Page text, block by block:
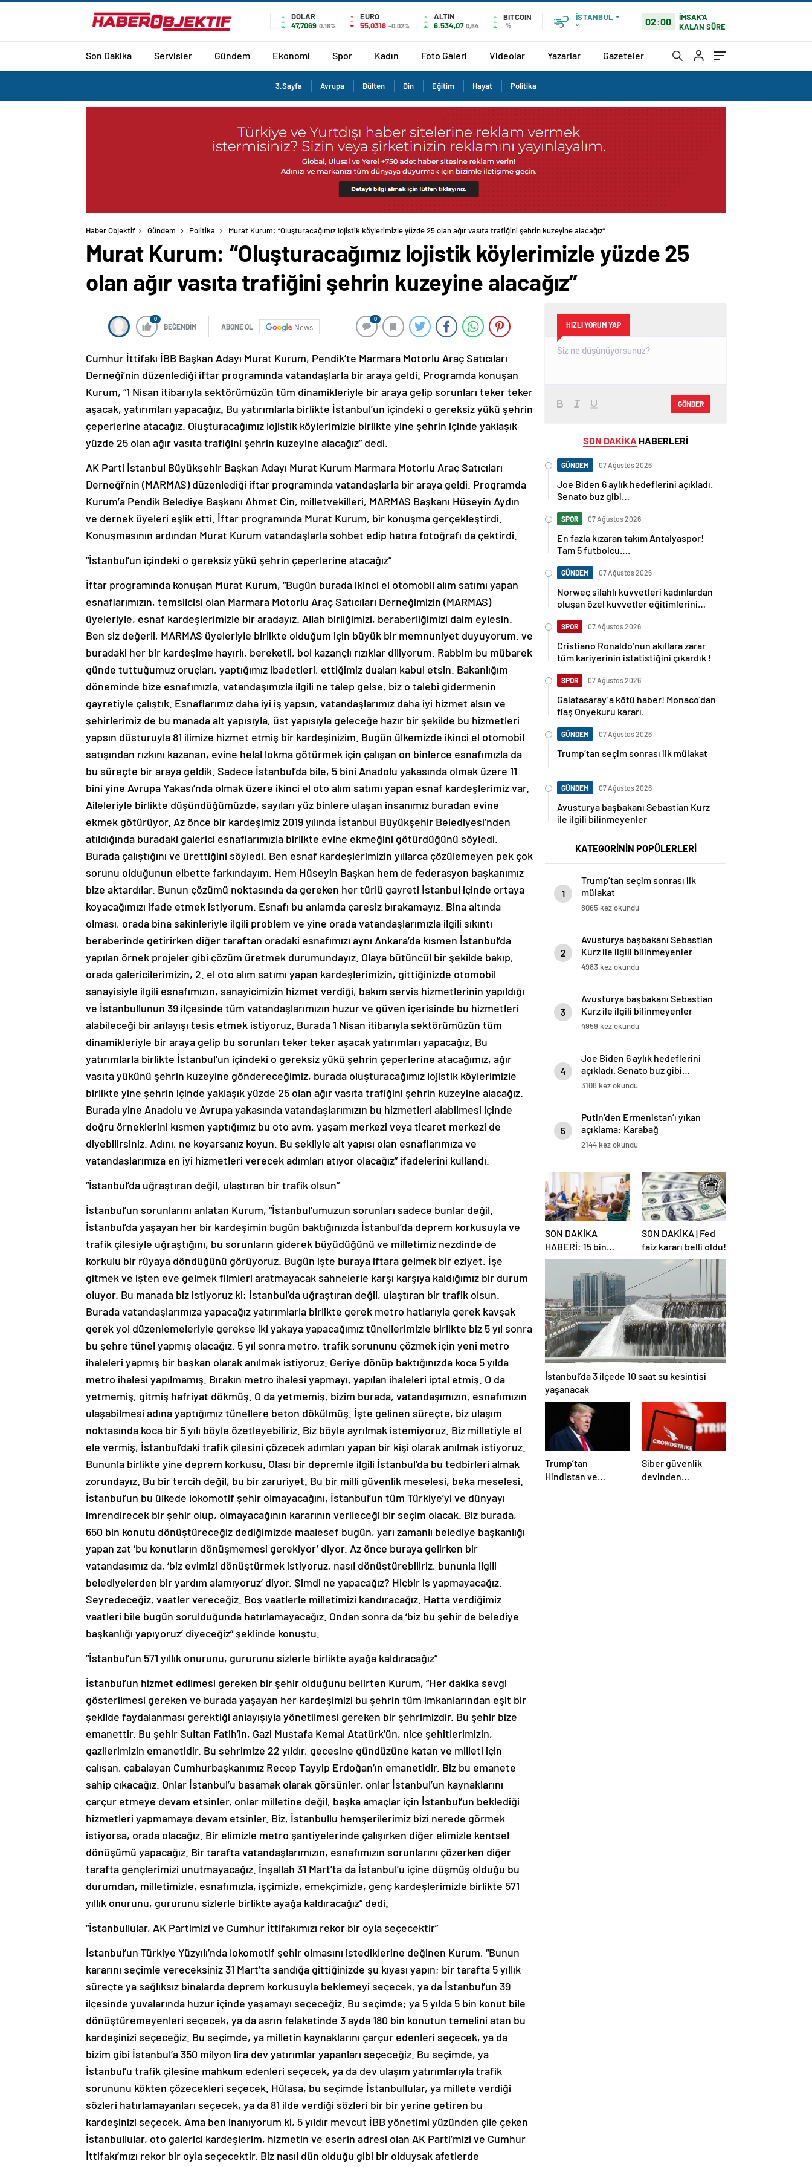
DOLAR
47,7069 0.16%
EURO
55,0318 -0.02%
ALTIN
6.534,07 0,64
BITCOIN
%
İSTANBUL
°
02:00
İMSAK'A
KALAN SÜRE
Son Dakika Servisler Gündem Ekonomi Spor Kadın Foto Galeri Videolar Yazarlar Gazeteler
3.Sayfa Avrupa Bülten Din Eğitim Hayat Politika
Haber Objektif Gündem Politika Murat Kurum: “Oluşturacağımız lojistik köylerimizle yüzde 25 olan ağır vasıta trafiğini şehrin kuzeyine alacağız”
Murat Kurum: “Oluşturacağımız lojistik köylerimizle yüzde 25
olan ağır vasıta trafiğini şehrin kuzeyine alacağız”
0
BEĞENDİM ABONE OL News
0
Cumhur İttifakı İBB Başkan Adayı Murat Kurum, Pendik’te Marmara Motorlu Araç Satıcıları
Derneği’nin düzenlediği iftar programında vatandaşlarla bir araya geldi. Programda konuşan
Kurum, “1 Nisan itibarıyla sektörümüzün tüm dinamikleriyle bir araya gelip sorunları teker teker
aşacak, yatırımları yapacağız. Bu yatırımlarla birlikte İstanbul’un içindeki o gereksiz yükü şehrin
çeperlerine atacağız. Oluşturacağımız lojistik köylerimizle birlikte yine şehrin içinde yaklaşık
yüzde 25 olan ağır vasıta trafiğini şehrin kuzeyine alacağız” dedi.
AK Parti İstanbul Büyükşehir Başkan Adayı Murat Kurum Marmara Motorlu Araç Satıcıları
Derneği’nin (MARMAS) düzenlediği iftar programında vatandaşlarla bir araya geldi. Programda
Kurum’a Pendik Belediye Başkanı Ahmet Cin, milletvekilleri, MARMAS Başkanı Hüseyin Aydın
ve dernek üyeleri eşlik etti. İftar programında Murat Kurum, bir konuşma gerçekleştirdi.
Konuşmasının ardından Murat Kurum vatandaşlarla sohbet edip hatıra fotoğrafı da çektirdi.
“İstanbul’un içindeki o gereksiz yükü şehrin çeperlerine atacağız”
İftar programında konuşan Murat Kurum, “Bugün burada ikinci el otomobil alım satımı yapan
esnaflarımızın, temsilcisi olan Marmara Motorlu Araç Satıcıları Derneğimizin (MARMAS)
üyeleriyle, esnaf kardeşlerimizle bir aradayız. Allah birliğimizi, beraberliğimizi daim eylesin.
Ben siz değerli, MARMAS üyeleriyle birlikte olduğum için büyük bir memnuniyet duyuyorum. ve
buradaki her bir kardeşime hayırlı, bereketli, bol kazançlı rızıklar diliyorum. Rabbim bu mübarek
günde tuttuğumuz oruçları, yaptığımız ibadetleri, ettiğimiz duaları kabul etsin. Bakanlığım
döneminde bize esnafımızla, vatandaşımızla ilgili ne talep gelse, biz o talebi gidermenin
gayretiyle çalıştık. Esnaflarımız daha iyi iş yapsın, vatandaşlarımız daha iyi hizmet alsın ve
şehirlerimiz de bu manada alt yapısıyla, üst yapısıyla geleceğe hazır bir şekilde bu hizmetleri
yapsın düsturuyla 81 ilimize hizmet etmiş bir kardeşinizim. Bugün ülkemizde ikinci el otomobil
satışından rızkını kazanan, evine helal lokma götürmek için çalışan on binlerce esnafımızla da
bu süreçte bir araya geldik. Sadece İstanbul’da bile, 5 bini Anadolu yakasında olmak üzere 11
bini yine Avrupa Yakası’nda olmak üzere ikinci el oto alım satımı yapan esnaf kardeşlerimiz var.
Aileleriyle birlikte düşündüğümüzde, sayıları yüz binlere ulaşan insanımız buradan evine
ekmek götürüyor. Az önce bir kardeşimiz 2019 yılında İstanbul Büyükşehir Belediyesi’nden
atıldığında buradaki galerici esnaflarımızla birlikte evine ekmeğini götürdüğünü söyledi.
Burada çalıştığını ve ürettiğini söyledi. Ben esnaf kardeşlerimizin yıllarca çözülemeyen pek çok
sorunu olduğunun elbette farkındayım. Hem Hüseyin Başkan hem de federasyon başkanımız
bize aktardılar. Bunun çözümü noktasında da gereken her türlü gayreti İstanbul içinde ortaya
koyacağımızı ifade etmek istiyorum. Esnafı bu anlamda çaresiz bırakamayız. Bina altında
olması, orada bina sakinleriyle ilgili problem ve yine orada vatandaşlarımızla ilgili sıkıntı
beraberinde getirirken diğer taraftan oradaki esnafımızı aynı Ankara’da kısmen İstanbul’da
yapılan örnek projeler gibi çözüm üretmek durumundayız. Olaya bütüncül bir şekilde bakıp,
orada galericilerimizin, 2. el oto alım satımı yapan kardeşlerimizin, gittiğinizde otomobil
sanayisiyle ilgili esnafımızın, sanayicimizin hizmet verdiği, bakım servis hizmetlerinin yapıldığı
ve İstanbullunun 39 ilçesinde tüm vatandaşlarımızın huzur ve güven içerisinde bu hizmetleri
alabileceği bir anlayışı tesis etmek istiyoruz. Burada 1 Nisan itibarıyla sektörümüzün tüm
dinamikleriyle bir araya gelip bu sorunları teker teker aşacak yatırımları yapacağız. Bu
yatırımlarla birlikte İstanbul’un içindeki o gereksiz yükü şehrin çeperlerine atacağımız, ağır
vasıta yükünü şehrin kuzeyine göndereceğimiz, burada oluşturacağımız lojistik köylerimizle
birlikte yine şehrin içinde yaklaşık yüzde 25 olan ağır vasıta trafiğini şehrin kuzeyine alacağız.
Burada yine Anadolu ve Avrupa yakasında vatandaşlarımızın bu hizmetleri alabilmesi içinde
doğru örneklerini kısmen yaptığımız bu oto avm, yaşam merkezi veya ticaret merkezi de
diyebilirsiniz. Adını, ne koyarsanız koyun. Bu şekliyle alt yapısı olan esnaflarımıza ve
vatandaşlarımıza en iyi hizmetleri verecek adımları atıyor olacağız” ifadelerini kullandı.
“İstanbul’da uğraştıran değil, ulaştıran bir trafik olsun”
İstanbul’un sorunlarını anlatan Kurum, “İstanbul’umuzun sorunları sadece bunlar değil.
İstanbul’da yaşayan her bir kardeşimin bugün baktığınızda İstanbul’da deprem korkusuyla ve
trafik çilesiyle uğraştığını, bu sorunların giderek büyüdüğünü ve milletimiz nezdinde de
korkulu bir rüyaya döndüğünü görüyoruz. Bugün işte buraya iftara gelmek bir eziyet. İşe
gitmek ve işten eve gelmek filmleri aratmayacak sahnelerle karşı karşıya kaldığımız bir durum
oluyor. Bu manada biz istiyoruz ki; İstanbul’da uğraştıran değil, ulaştıran bir trafik olsun.
Burada vatandaşlarımıza yapacağız yatırımlarla birlikte gerek metro hatlarıyla gerek kavşak
gerek yol düzenlemeleriyle gerekse iki yakaya yapacağımız tünellerimizle birlikte biz 5 yıl sonra
bu şehre tünel yapmış olacağız. 5 yıl sonra metro, trafik sorununu çözmek için yeni metro
ihaleleri yapmış bir başkan olarak anılmak istiyoruz. Geriye dönüp baktığınızda koca 5 yılda
metro ihalesi yapılmamış. Bırakın metro ihalesi yapmayı, yapılan ihaleleri iptal etmiş. O da
yetmemiş, gitmiş hafriyat dökmüş. O da yetmemiş, bizim burada, vatandaşımızın, esnafımızın
ulaşabilmesi adına yaptığımız tünellere beton dökülmüş. İşte gelinen süreçte, biz ulaşım
noktasında koca bir 5 yılı böyle özetleyebiliriz. Biz böyle ayrılmak istemiyoruz. Biz milletiyle el
ele vermiş, İstanbul’daki trafik çilesini çözecek adımları yapan bir kişi olarak anılmak istiyoruz.
Bununla birlikte yine deprem korkusu. Olası bir depremle ilgili İstanbul’da bu tedbirleri almak
zorundayız. Bu bir tercih değil, bu bir zaruriyet. Bu bir milli güvenlik meselesi, beka meselesi.
İstanbul’un bu ülkede lokomotif şehir olmayacağını, İstanbul’un tüm Türkiye’yi ve dünyayı
imrendirecek bir şehir olup, olmayacağının kararının verileceği bir seçim olacak. Biz burada,
650 bin konutu dönüştüreceğiz dediğimizde maalesef bugün, yarı zamanlı belediye başkanlığı
yapan zat ‘bu konutların dönüşmemesi gerekiyor’ diyor. Az önce buraya gelirken bir
vatandaşımız da, ‘biz evimizi dönüştürmek istiyoruz, nasıl dönüştürebiliriz, bununla ilgili
belediyelerden bir yardım alamıyoruz’ diyor. Şimdi ne yapacağız? Hiçbir iş yapmayacağız.
Seyredeceğiz, vaatler vereceğiz. Boş vaatlerle milletimizi kandıracağız. Hatta verdiğimiz
vaatleri bile bugün sorulduğunda hatırlamayacağız. Ondan sonra da ‘biz bu şehir de belediye
başkanlığı yapıyoruz’ diyeceğiz” şeklinde konuştu.
“İstanbul’un 571 yıllık onurunu, gururunu sizlerle birlikte ayağa kaldıracağız”
İstanbul’un hizmet edilmesi gereken bir şehir olduğunu belirten Kurum, “Her dakika sevgi
gösterilmesi gereken ve burada yaşayan her kardeşimizi bu şehrin tüm imkanlarından eşit bir
şekilde faydalanması gerektiği anlayışıyla yönetilmesi gereken bir şehrimizdir. Bu şehir bize
emanettir. Bu şehir Sultan Fatih’in, Gazi Mustafa Kemal Atatürk’ün, nice şehitlerimizin,
gazilerimizin emanetidir. Bu şehrimize 22 yıldır, gecesine gündüzüne katan ve milleti için
çalışan, çabalayan Cumhurbaşkanımız Recep Tayyip Erdoğan’ın emanetidir. Biz bu emanete
sahip çıkacağız. Onlar İstanbul’u basamak olarak görsünler, onlar İstanbul’un kaynaklarını
çarçur etmeye devam etsinler, onlar milletine değil, başka amaçlar için İstanbul’un beklediği
hizmetleri yapmamaya devam etsinler. Biz, İstanbullu hemşerilerimiz bizi nerede görmek
istiyorsa, orada olacağız. Bir elimizle metro şantiyelerinde çalışırken diğer elimizle kentsel
dönüşümü yapacağız. Bir tarafta vatandaşlarımızın, esnafımızın sorunlarını çözerken diğer
tarafta gençlerimizi unutmayacağız. İnşallah 31 Mart’ta da İstanbul’u içine düşmüş olduğu bu
durumdan, milletimizle, esnafımızla, işçimizle, emekçimizle, genç kardeşlerimizle birlikte 571
yıllık onurunu, gururunu sizlerle birlikte ayağa kaldıracağız” dedi.
“İstanbullular, AK Partimizi ve Cumhur İttifakımızı rekor bir oyla seçecektir”
İstanbul’un Türkiye Yüzyılı’nda lokomotif şehir olmasını istediklerine değinen Kurum, “Bunun
kararını seçimle vereceksiniz 31 Mart’ta sandığa gittiğinizde şu kıyası yapın; bir tarafta 5 yıllık
süreçte ya sağlıksız binalarda deprem korkusuyla beklemeyi seçecek, ya da İstanbul’un 39
ilçesinde yuvalarında huzur içinde yaşamayı seçeceğiz. Bu seçimde; ya 5 yılda 5 bin konut bile
dönüştüremeyenleri seçecek, ya da asrın felaketinde 3 ayda 180 bin konutun temelini atan bu
kardeşinizi seçeceğiz. Bu seçimde, ya milletin kaynaklarını çarçur edenleri seçecek, ya da
bizim gibi İstanbul’a 350 milyon lira dev yatırımlar yapanları seçeceğiz. Bu seçimde, ya
İstanbul’u trafik çilesine mahkum edenleri seçecek, ya da dev ulaşım yatırımlarıyla trafik
sorununu kökten çözecekleri seçecek. Hülasa, bu seçimde İstanbullular, ya millete verdiği
sözleri hatırlamayanları seçecek, ya da 81 ilde verdiği sözleri bir bir yerine getiren bu
kardeşinizi seçecek. Ama ben inanıyorum ki, 5 yıldır mevcut İBB yönetimi yüzünden çile çeken
İstanbullular, oto galerici kardeşlerim, hizmetin ve eserin adresi olan AK Parti’mizi ve Cumhur
İttifakı’mızı rekor bir oyla seçecektir. Biz nasıl dün olduğu gibi bir olduysak afetlerde
HIZLI YORUM YAP
GÖNDER
SON DAKİKA HABERLERİ
GÜNDEM 07 Ağustos 2026
Joe Biden 6 aylık hedeflerini açıkladı.
Senato buz gibi…
SPOR 07 Ağustos 2026
En fazla kızaran takım Antalyaspor!
Tam 5 futbolcu….
GÜNDEM 07 Ağustos 2026
Norweç silahlı kuvvetleri kadınlardan
oluşan özel kuvvetler eğitimlerini
SPOR 07 Ağustos 2026
Cristiano Ronaldo’nun akıllara zarar
tüm kariyerinin istatistiğini çıkardık !
SPOR 07 Ağustos 2026
Galatasaray’a kötü haber! Monaco’dan
flaş Onyekuru kararı.
GÜNDEM 07 Ağustos 2026
Trump’tan seçim sonrası ilk mülakat
GÜNDEM 07 Ağustos 2026
Avusturya başbakanı Sebastian Kurz
ile ilgili bilinmeyenler
KATEGORİNİN POPÜLERLERİ
1
Trump’tan seçim sonrası ilk
mülakat
8065 kez okundu
2
Avusturya başbakanı Sebastian
Kurz ile ilgili bilinmeyenler
4983 kez okundu
3
Avusturya başbakanı Sebastian
Kurz ile ilgili bilinmeyenler
4959 kez okundu
4
Joe Biden 6 aylık hedeflerini
açıkladı. Senato buz gibi…
3108 kez okundu
5
Putin’den Ermenistan’ı yıkan
açıklama: Karabağ
Azerbaycan’ın ayrılmaz bir
2144 kez okundu
SON DAKİKA
HABERİ: 15 bin
sözleşmeli
öğretmen
atamasında sözlü
sınava hak kazanan
adaylar açıklandı
SON DAKİKA | Fed
faiz kararı belli oldu!
İstanbul’da 3 ilçede 10 saat su kesintisi
yaşanacak
Trump’tan
Hindistan ve
Siber güvenlik
devinden